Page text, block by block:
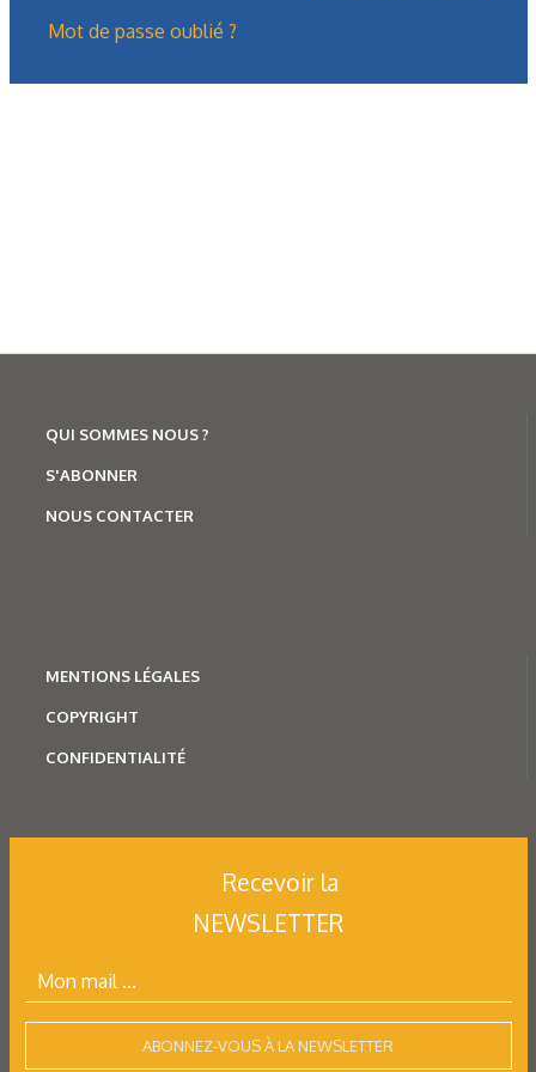
N°243 - Mai/Juin 2026
Tsubaki Kabelschlepp
Chaînes porte-câbles hautes
Mot de passe oublié ?
QUI SOMMES NOUS ?
S'ABONNER
NOUS CONTACTER
MENTIONS LÉGALES
COPYRIGHT
CONFIDENTIALITÉ
Recevoir la
NEWSLETTER
ABONNEZ-VOUS À LA NEWSLETTER